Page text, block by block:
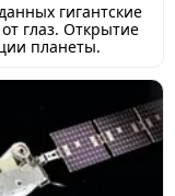
гигантские
глаз. Открытие
планеты.